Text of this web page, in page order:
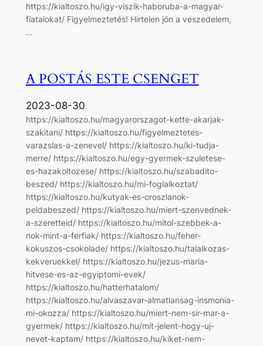
https://kialtoszo.hu/igy-viszik-haboruba-a-magyar-
fiatalokat/ Figyelmeztetés! Hirtelen jön a veszedelem,
…
A POSTÁS ESTE CSENGET
2023-08-30
https://kialtoszo.hu/magyarorszagot-kette-akarjak-
szakitani/ https://kialtoszo.hu/figyelmeztetes-
varazslas-a-zenevel/ https://kialtoszo.hu/ki-tudja-
merre/ https://kialtoszo.hu/egy-gyermek-szuletese-
es-hazakoltozese/ https://kialtoszo.hu/szabadito-
beszed/ https://kialtoszo.hu/mi-foglalkoztat/
https://kialtoszo.hu/kutyak-es-oroszlanok-
peldabeszed/ https://kialtoszo.hu/miert-szenvednek-
a-szeretteid/ https://kialtoszo.hu/mitol-szebbek-a-
nok-mint-a-ferfiak/ https://kialtoszo.hu/feher-
kokuszos-csokolade/ https://kialtoszo.hu/talalkozas-
kekveruekkel/ https://kialtoszo.hu/jezus-maria-
hitvese-es-az-egyiptomi-evek/
https://kialtoszo.hu/hatterhatalom/
https://kialtoszo.hu/alvaszavar-almatlansag-insmonia-
mi-okozza/ https://kialtoszo.hu/miert-nem-sir-mar-a-
gyermek/ https://kialtoszo.hu/mit-jelent-hogy-uj-
nevet-kaptam/ https://kialtoszo.hu/kiket-nem-